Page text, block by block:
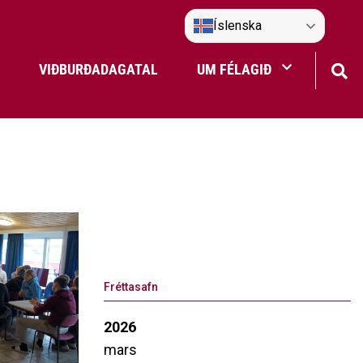
VIÐBURÐADAGATAL UM FÉLAGIÐ
Íslenska
Fréttasafn
2026
mars